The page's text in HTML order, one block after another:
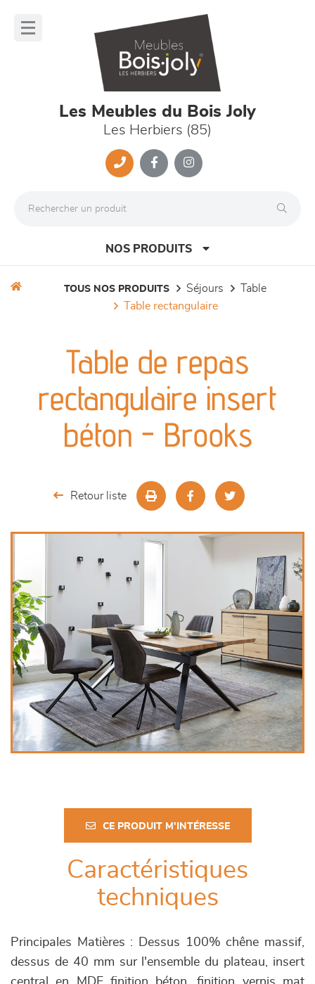
Les Meubles du Bois Joly
Les Herbiers (85)
NOS PRODUITS
meubles de complément
chambres et dressing
TOUS NOS PRODUITS séjours
table
table rectangulaire
Table de repas
rectangulaire insert
béton - Brooks
Retour liste
CE PRODUIT M'INTÉRESSE
Caractéristiques
techniques
Principales Matières : Dessus 100% chêne massif,
dessus de 40 mm sur l'ensemble du plateau, insert